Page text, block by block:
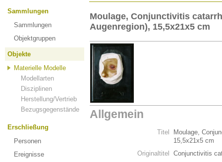
Sammlungen
Sammlungen
Objektgruppen
Objekte
Materielle Modelle
Modellarten
Disziplinen
Herstellung/Vertrieb
Bezugsgegenstände
Erschließung
Personen
Ereignisse
Moulage, Conjunctivitis
Augenregion), 15,5x21x5 cm
Allgemein
Titel
Moulage,
15,5x21x5 cm
Originaltitel
Conjunctivitis